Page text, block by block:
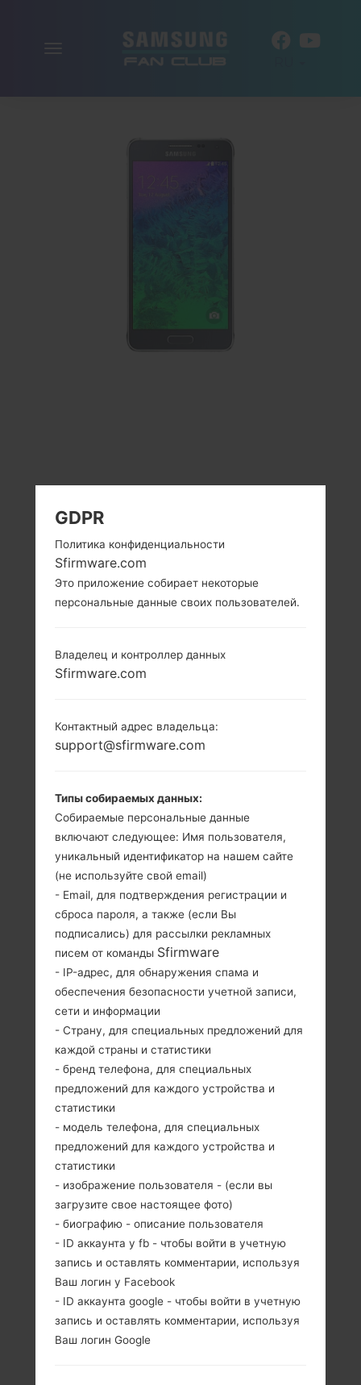
ИЗ СЕРИИ GALAXY
ALPHA
4.7 дюйма
(~70.2%
соотношение
экрана к телу)
720 x 1280
пикселей (~312
плотность
пикселей на
дюйм)
115 грамм (4.06
унции)
Съемный Li-Ion
1860 mAh
4 x 1.8Ghz + 4 x
5430
Android Lollipop
GDPR
Политика конфиденциальности
Sfirmware.com
Это приложение собирает некоторые
персональные данные своих пользователей.
Владелец и контроллер данных
Sfirmware.com
Контактный адрес владельца:
support@sfirmware.com
Типы собираемых данных:
Собираемые персональные данные
включают следующее: Имя пользователя,
уникальный идентификатор на нашем сайте
(не используйте свой email)
- Email, для подтверждения регистрации и
сброса пароля, а также (если Вы
подписались) для рассылки рекламных
писем от команды Sfirmware
- IP-адрес, для обнаружения спама и
обеспечения безопасности учетной записи,
сети и информации
- Страну, для специальных предложений для
каждой страны и статистики
- бренд телефона, для специальных
предложений для каждого устройства и
статистики
- модель телефона, для специальных
предложений для каждого устройства и
статистики
- изображение пользователя - (если вы
загрузите свое настоящее фото)
- биографию - описание пользователя
- ID аккаунта у fb - чтобы войти в учетную
запись и оставлять комментарии, используя
Ваш логин у Facebook
- ID аккаунта google - чтобы войти в учетную
запись и оставлять комментарии, используя
Ваш логин Google